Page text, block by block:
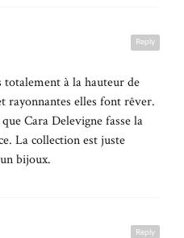
Reply
totalement à la hauteur de
rayonnantes elles font rêver.
Cara Delevigne fasse la
La collection est juste
bijoux.
Reply